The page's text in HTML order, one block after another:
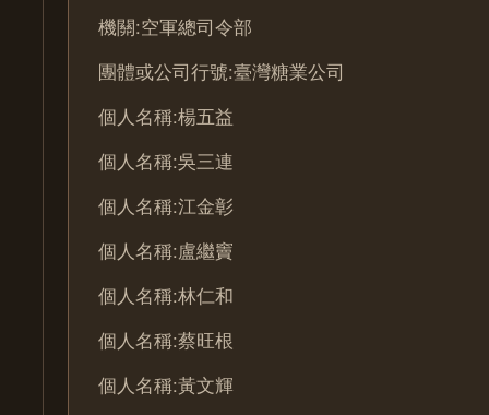
機關:空軍總司令部
團體或公司行號:臺灣糖業公司
個人名稱:楊五益
個人名稱:吳三連
個人名稱:江金彰
個人名稱:盧繼竇
個人名稱:林仁和
個人名稱:蔡旺根
個人名稱:黃文輝